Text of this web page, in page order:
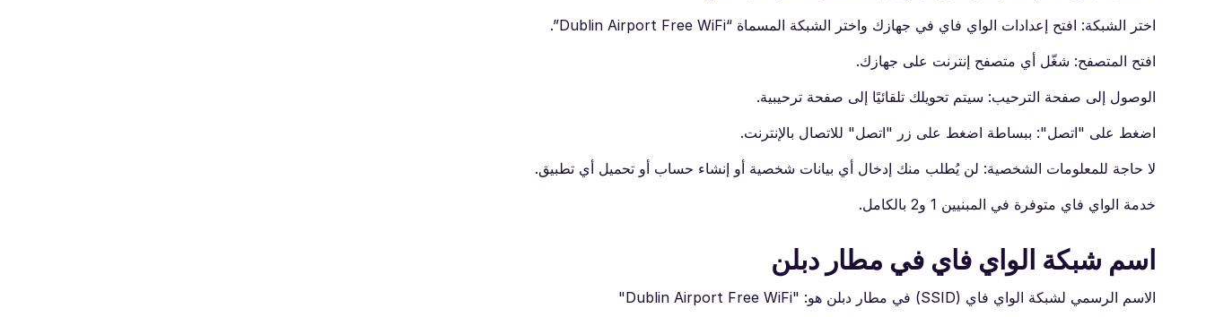
اختر الشبكة: افتح إعدادات الواي فاي في جهازك واختر الشبكة المسماة “Dublin Airport Free WiFi”.
افتح المتصفح: شغّل أي متصفح إنترنت على جهازك.
الوصول إلى صفحة الترحيب: سيتم تحويلك تلقائيًا إلى صفحة ترحيبية.
اضغط على "اتصل": ببساطة اضغط على زر "اتصل" للاتصال بالإنترنت.
لا حاجة للمعلومات الشخصية: لن يُطلب منك إدخال أي بيانات شخصية أو إنشاء حساب أو تحميل أي تطبيق.
خدمة الواي فاي متوفرة في المبنيين 1 و2 بالكامل.
اسم شبكة الواي فاي في مطار دبلن
الاسم الرسمي لشبكة الواي فاي (SSID) في مطار دبلن هو: "Dublin Airport Free WiFi"